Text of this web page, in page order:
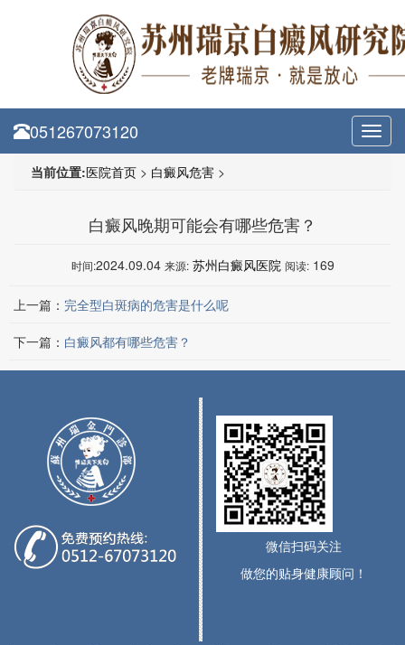
051267073120
当前位置:医院首页 > 白癜风危害 >
白癜风晚期可能会有哪些危害？
时间:2024.09.04 来源: 苏州白癜风医院 阅读: 169
上一篇： 完全型白斑病的危害是什么呢
下一篇： 白癜风都有哪些危害？
微信扫码关注
做您的贴身健康顾问！